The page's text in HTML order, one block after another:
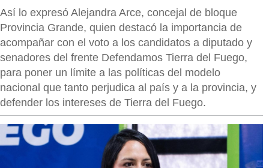
Así lo expresó Alejandra Arce, concejal de bloque
Provincia Grande, quien destacó la importancia de
acompañar con el voto a los candidatos a diputado y
senadores del frente Defendamos Tierra del Fuego,
para poner un límite a las políticas del modelo
nacional que tanto perjudica al país y a la provincia, y
defender los intereses de Tierra del Fuego.